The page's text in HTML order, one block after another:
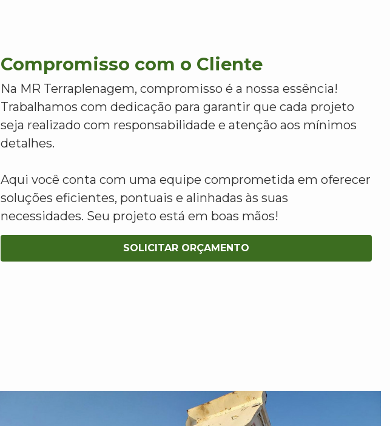
Compromisso com o Cliente
Na MR Terraplenagem, compromisso é a nossa essência!
Trabalhamos com dedicação para garantir que cada projeto
seja realizado com responsabilidade e atenção aos mínimos
detalhes.
Aqui você conta com uma equipe comprometida em oferecer
soluções eficientes, pontuais e alinhadas às suas
necessidades. Seu projeto está em boas mãos!
SOLICITAR ORÇAMENTO